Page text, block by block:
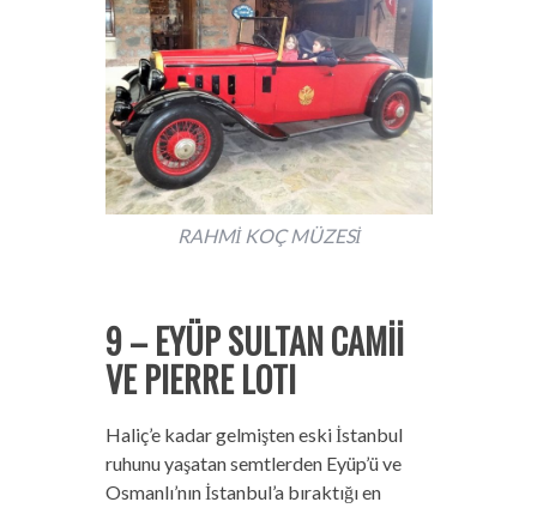
RAHMİ KOÇ MÜZESİ
9 – EYÜP SULTAN CAMİİ
VE PIERRE LOTI
Haliç’e kadar gelmişten eski İstanbul
ruhunu yaşatan semtlerden Eyüp’ü ve
Osmanlı’nın İstanbul’a bıraktığı en